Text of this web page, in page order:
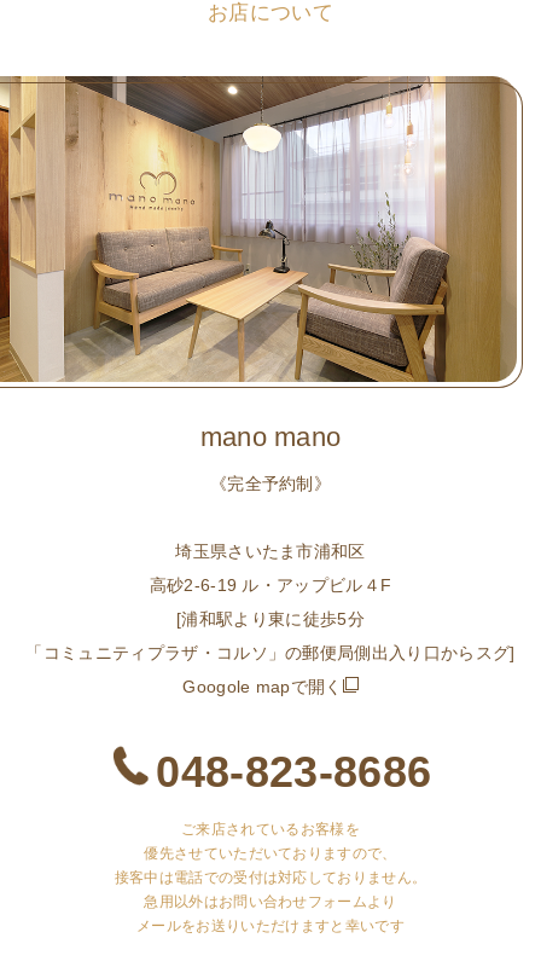
お店について
mano mano
《完全予約制》
埼玉県さいたま市浦和区
高砂2-6-19 ル・アップビル４F
[浦和駅より東に徒歩5分
「コミュニティプラザ・コルソ」の郵便局側出入り口からスグ]
Googole mapで開く
048-823-8686
ご来店されているお客様を
優先させていただいておりますので、
接客中は電話での受付は対応しておりません。
急用以外はお問い合わせフォームより
メールをお送りいただけますと幸いです